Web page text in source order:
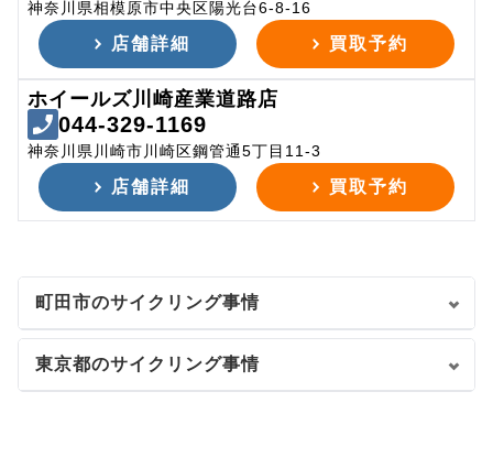
神奈川県相模原市中央区陽光台6-8-16
店舗詳細 買取予約
ホイールズ川崎産業道路店
044-329-1169
神奈川県川崎市川崎区鋼管通5丁目11-3
店舗詳細 買取予約
町田市のサイクリング事情
東京都のサイクリング事情